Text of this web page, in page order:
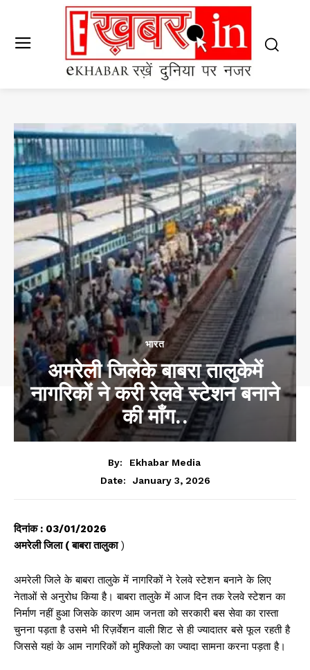
भारत
अमरेली जिलेके बाबरा तालुकेमें
नागरिकों ने करी रेलवे स्टेशन बनाने
की माँग..
By:
Ekhabar Media
Date:
January 3, 2026
दिनांक : 03/01/2026
अमरेली जिला ( बाबरा तालुका)
अमरेली जिले के बाबरा तालुके में नागरिकों ने रेलवे स्टेशन बनाने के लिए
नेताओं से अनुरोध किया है। बाबरा तालुके में आज दिन तक रेलवे स्टेशन का
निर्माण नहीं हुआ जिसके कारण आम जनता को सरकारी बस सेवा का रास्ता
चुनना पड़ता है उसमे भी रिज़र्वेशन वाली शिट से ही ज्यादातर बसे फूल रहती है
जिससे यहां के आम नागरिकों को मुश्किलो का ज्यादा सामना करना पड़ता है।